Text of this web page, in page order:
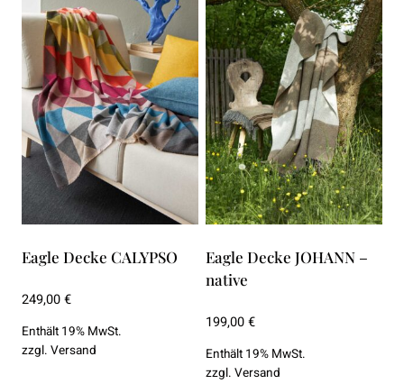
weist
mehrere
Varianten
auf.
Die
Optionen
können
auf
Produktseite
gewählt
weist
mehrere
Varianten
auf.
Die
Optionen
können
auf
der
Produktseite
gewählt
werden
Eagle Decke CALYPSO
249,00€
Enthält 19% MwSt.
zzgl. Versand
Eagle Decke JOHANN –
native
199,00€
Enthält 19% MwSt.
zzgl. Versand